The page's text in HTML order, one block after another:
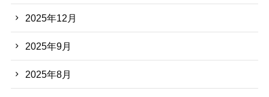
2025年12月
2025年9月
2025年8月